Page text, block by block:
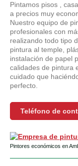
Pintamos pisos ,
a precios muy
Nuestro equipo de
profesionales con
realizando todo tipo
pintura al temple,
instalación de papel
calidades de pintura
cuidado que
perfecto.
Teléfono de
Pintores económicos en